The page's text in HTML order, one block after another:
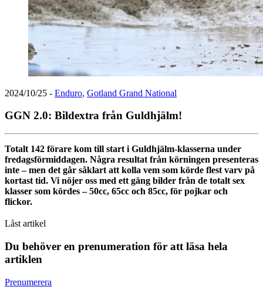
2024/10/25 - Enduro, Gotland Grand National
GGN 2.0: Bildextra från Guldhjälm!
Totalt 142 förare kom till start i Guldhjälm-klasserna under
fredagsförmiddagen. Några resultat från körningen presenteras
inte – men det går såklart att kolla vem som körde flest varv på
kortast tid. Vi nöjer oss med ett gäng bilder från de totalt sex
klasser som kördes – 50cc, 65cc och 85cc, för pojkar och
flickor.
Låst artikel
Du behöver en prenumeration för att läsa hela
artiklen
Prenumerera